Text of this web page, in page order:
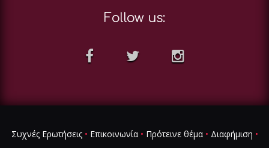
Follow us:
Συχνές Ερωτήσεις• Επικοινωνία• Πρότεινε θέμα• Διαφήμιση •